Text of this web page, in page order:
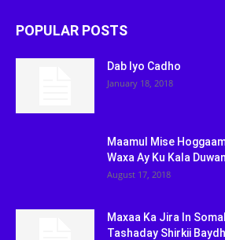
POPULAR POSTS
Dab Iyo Cadho
January 18, 2018
Maamul Mise
Waxa Ay Ku Kala
August 17, 2018
Maxaa Ka Jira In
Tashaday Shirkii